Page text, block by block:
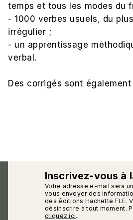
temps et tous les modes du
- 1000 verbes usuels, du
irrégulier ;
- un apprentissage
verbal.
Des corrigés sont également
Inscrivez-vous à
Votre adresse e-mail sera
vous envoyer des
des éditions Hachette FLE.
désinscrire à tout moment.
cliquez ici.